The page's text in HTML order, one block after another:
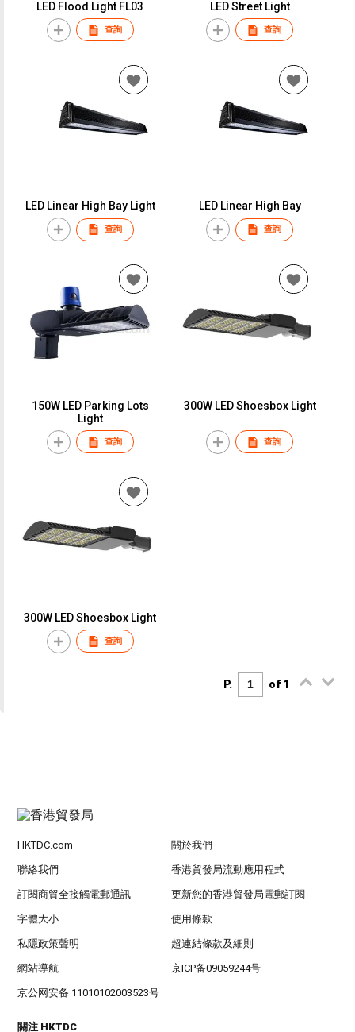
LED Flood Light FL03
查詢
LED Street Light
查詢
LED Linear High Bay Light
查詢
LED Linear High Bay
查詢
150W LED Parking Lots
Light
查詢
300W LED Shoesbox Light
查詢
300W LED Shoesbox Light
查詢
P. of 1
HKTDC.com 關於我們
聯絡我們 香港貿發局流動應用程式
訂閱商貿全接觸電郵通訊 更新您的香港貿發局電郵訂閱
字體大小 使用條款
私隱政策聲明 超連結條款及細則
網站導航 京ICP备09059244号
京公网安备 11010102003523号
關注 HKTDC